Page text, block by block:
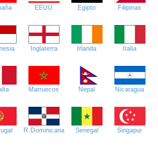
EEUU Egipto Filipinas
Inglaterra Irlanda Italia
Marruecos Nepal Nicaragua
R.Dominicana Senegal Singapur